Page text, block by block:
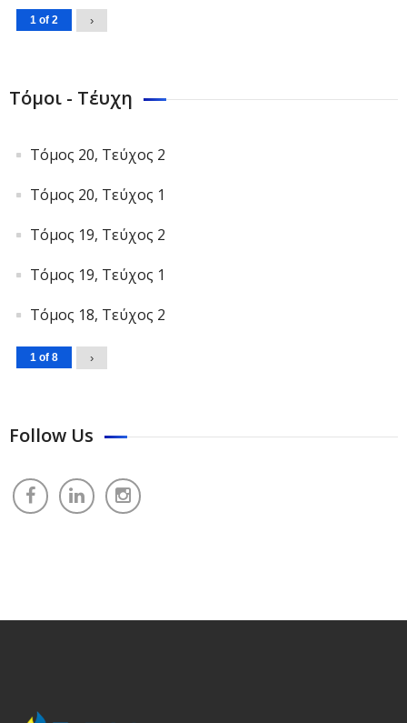
1 of 2 ›
Τόμοι - Τέυχη
Τόμος 20, Τεύχος 2
Τόμος 20, Τεύχος 1
Τόμος 19, Τεύχος 2
Τόμος 19, Τεύχος 1
Τόμος 18, Τεύχος 2
1 of 8 ›
Follow Us